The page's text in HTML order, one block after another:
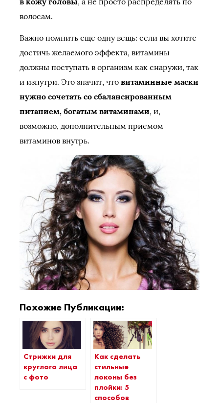
волосам.
Важно помнить еще одну вещь: если вы хотите
достичь желаемого эффекта, витамины
должны поступать в организм как снаружи, так
и изнутри. Это значит, что витаминные маски
нужно сочетать со сбалансированным
питанием, богатым витаминами, и,
возможно, дополнительным приемом
витаминов внутрь.
Похожие Публикации:
Стрижки для
круглого лица
с фото
Как сделать
стильные
локоны без
плойки: 5
способов